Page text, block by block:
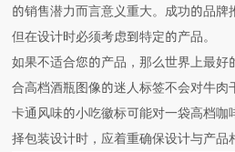
的销售潜力而言意义重大。成功的品牌
但在设计时必须考虑到特定的产品。
如果不适合您的产品，那么世界上最
合高档酒瓶图像的迷人标签不会对牛
卡通风味的小吃徽标可能对一袋高档
择包装设计时，应着重确保设计与产品